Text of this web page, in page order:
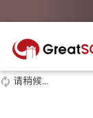
请稍候...